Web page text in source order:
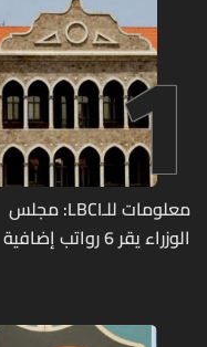
1
معلومات للـLBCI: مجلس
الوزراء يقر 6 رواتب إضافية
منذ آذار